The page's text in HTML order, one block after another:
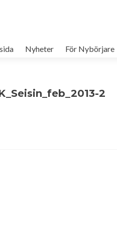
Nyheter För Nybörjare
2